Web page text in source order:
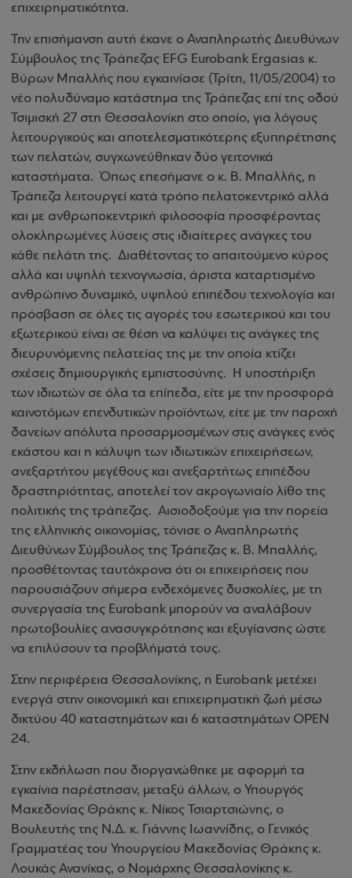
επιχειρηματικότητα.
Την επισήμανση αυτή έκανε ο Αναπληρωτής Διευθύνων
Σύμβουλος της Τράπεζας EFG Eurobank Ergasias κ.
Βύρων Μπαλλής που εγκαινίασε (Τρίτη, 11/05/2004) το
νέο πολυδύναμο κατάστημα της Τράπεζας επί της οδού
Τσιμισκή 27 στη Θεσσαλονίκη στο οποίο, για λόγους
λειτουργικούς και αποτελεσματικότερης εξυπηρέτησης
των πελατών, συγχωνεύθηκαν δύο γειτονικά
καταστήματα. Όπως επεσήμανε ο κ. Β. Μπαλλής, η
Τράπεζα λειτουργεί κατά τρόπο πελατοκεντρικό αλλά
και με ανθρωποκεντρική φιλοσοφία προσφέροντας
ολοκληρωμένες λύσεις στις ιδιαίτερες ανάγκες του
κάθε πελάτη της. Διαθέτοντας το απαιτούμενο κύρος
αλλά και υψηλή τεχνογνωσία, άριστα καταρτισμένο
ανθρώπινο δυναμικό, υψηλού επιπέδου τεχνολογία και
πρόσβαση σε όλες τις αγορές του εσωτερικού και του
εξωτερικού είναι σε θέση να καλύψει τις ανάγκες της
διευρυνόμενης πελατείας της με την οποία κτίζει
σχέσεις δημιουργικής εμπιστοσύνης. Η υποστήριξη
των ιδιωτών σε όλα τα επίπεδα, είτε με την προσφορά
καινοτόμων επενδυτικών προϊόντων, είτε με την παροχή
δανείων απόλυτα προσαρμοσμένων στις ανάγκες ενός
εκάστου και η κάλυψη των ιδιωτικών επιχειρήσεων,
ανεξαρτήτου μεγέθους και ανεξαρτήτως επιπέδου
δραστηριότητας, αποτελεί τον ακρογωνιαίο λίθο της
πολιτικής της τράπεζας. Αισιοδοξούμε για την πορεία
της ελληνικής οικονομίας, τόνισε ο Αναπληρωτής
Διευθύνων Σύμβουλος της Τράπεζας κ. Β. Μπαλλής,
προσθέτοντας ταυτόχρονα ότι οι επιχειρήσεις που
παρουσιάζουν σήμερα ενδεχόμενες δυσκολίες, με τη
συνεργασία της Eurobank μπορούν να αναλάβουν
πρωτοβουλίες ανασυγκρότησης και εξυγίανσης ώστε
να επιλύσουν τα προβλήματά τους.
Στην περιφέρεια Θεσσαλονίκης, η Eurobank μετέχει
ενεργά στην οικονομική και επιχειρηματική ζωή μέσω
δικτύου 40 καταστημάτων και 6 καταστημάτων OPEN
24.
Στην εκδήλωση που διοργανώθηκε με αφορμή τα
εγκαίνια παρέστησαν, μεταξύ άλλων, ο Υπουργός
Μακεδονίας Θράκης κ. Νίκος Τσιαρτσιώνης, ο
Βουλευτής της Ν.Δ. κ. Γιάννης Ιωαννίδης, ο Γενικός
Γραμματέας του Υπουργείου Μακεδονίας Θράκης κ.
Λουκάς Ανανίκας, ο Νομάρχης Θεσσαλονίκης κ.